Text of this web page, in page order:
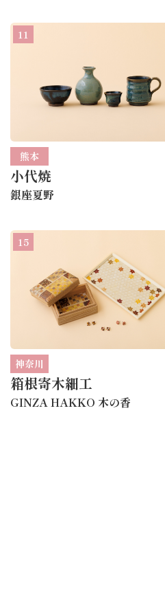
11
熊本
小代焼
銀座夏野
15
神奈川
箱根寄木細工
GINZA HAKKO 木の香